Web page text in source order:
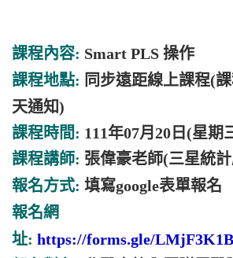
課程內容: Smart PLS 操作
課程地點: 同步遠距線上課程(
天通知)
課程時間: 111年07月20日(星期
課程講師: 張偉豪老師(三星統
報名方式: 填寫google表單報名
報名網
址: https://forms.gle/